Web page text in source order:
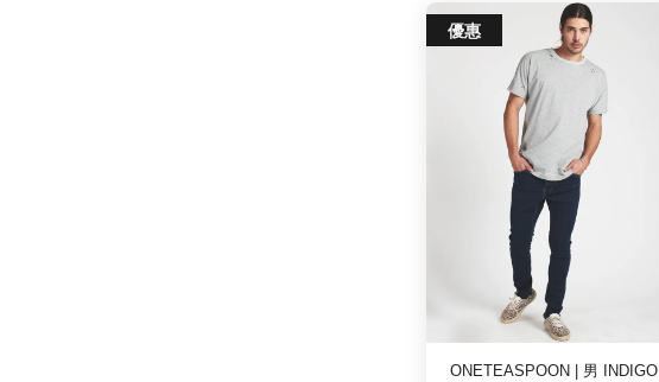
優惠
ONETEASPOON | 男 INDIGO